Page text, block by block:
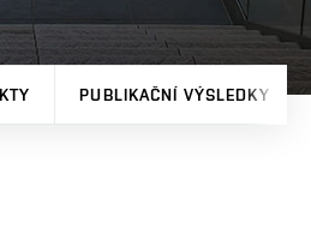
PUBLIKAČNÍ VÝSLEDKY